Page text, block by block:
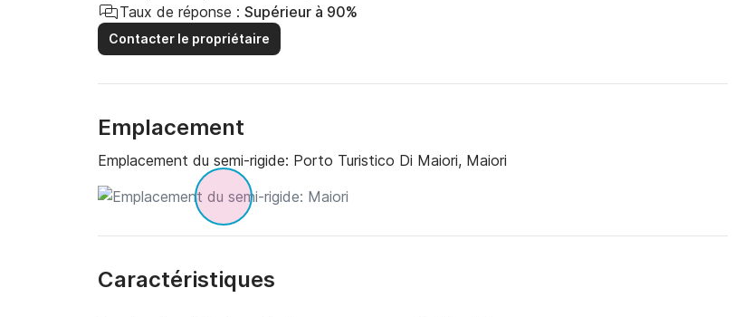
Taux de réponse : Supérieur à 90%
Contacter le propriétaire
Emplacement
Emplacement du semi-rigide: Porto Turistico Di Maiori, Maiori
Caractéristiques